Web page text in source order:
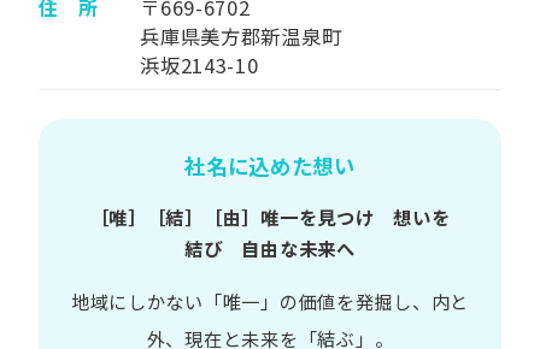
住 所
〒669-6702
兵庫県美方郡新温泉町
浜坂2143-10
社名に込めた想い
［唯］​［結］​［由］ 唯一を​見つけ 想いを​
結び 自由な​未来へ
地域に​しかない​「唯一」の​価値を​発掘し、 内と​
外、​現在と​未来を​「結ぶ」。